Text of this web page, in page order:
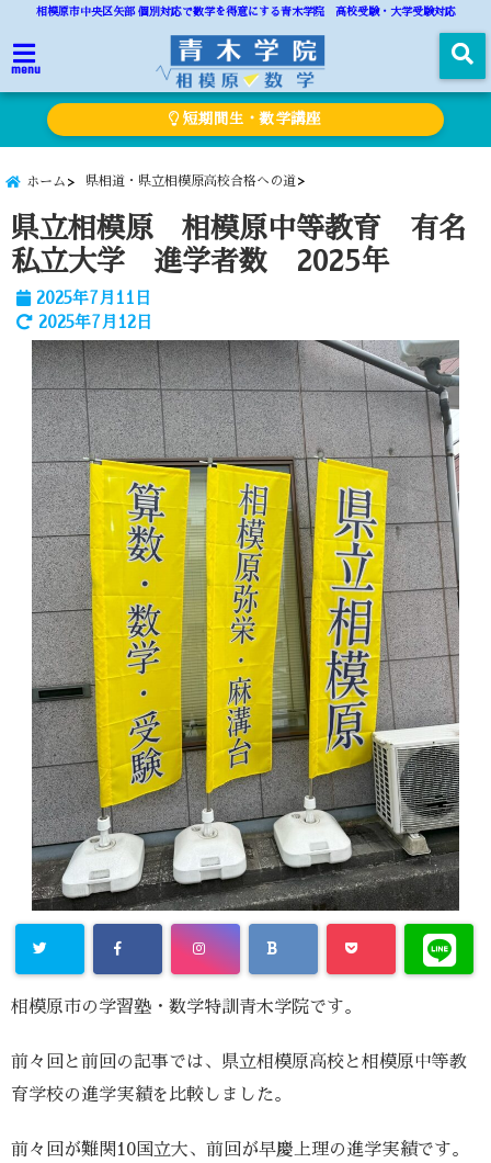
相模原市中央区矢部 個別対応で数学を得意にする青木学院 高校受験・大学受験対応
menu
短期間生・数学講座
ホーム 県相道・県立相模原高校合格への道
県立相模原 相模原中等教育 有名
私立大学 進学者数 2025年
2025年7月11日
2025年7月12日
相模原市の学習塾・数学特訓青木学院です。
前々回と前回の記事では、県立相模原高校と相模原中等教
育学校の進学実績を比較しました。
前々回が難関10国立大、前回が早慶上理の進学実績です。